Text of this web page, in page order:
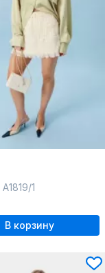
A1819/1
В корзину